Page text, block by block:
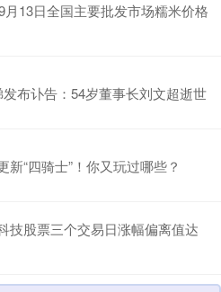
月13日全国主要批发市场糯米价格
布讣告：54岁董事长刘文超逝世
新“四骑士”！你又玩过哪些？
技股票三个交易日涨幅偏离值达